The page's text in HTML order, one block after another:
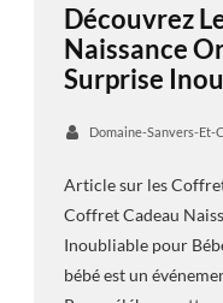
Découvrez
Naissance
Surprise
Domaine-Sanvers-Et-
Article sur les
Coffret Cadeau
Inoubliable pour
bébé est un